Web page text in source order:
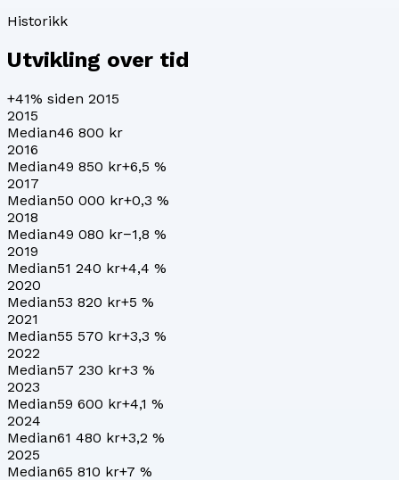
Historikk
Utvikling over tid
+41% siden 2015
2015
Median46 800 kr
2016
Median49 850 kr+6,5 %
2017
Median50 000 kr+0,3 %
2018
Median49 080 kr−1,8 %
2019
Median51 240 kr+4,4 %
2020
Median53 820 kr+5 %
2021
Median55 570 kr+3,3 %
2022
Median57 230 kr+3 %
2023
Median59 600 kr+4,1 %
2024
Median61 480 kr+3,2 %
2025
Median65 810 kr+7 %